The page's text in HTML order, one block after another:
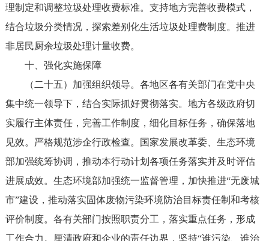
理制定和调整垃圾处理收费标准。支持地方完善收费模式，
结合垃圾分类情况，探索差别化生活垃圾处理费制度。推进
非居民厨余垃圾处理计量收费。
十、强化实施保障
（二十五）加强组织领导。各地区各有关部门在党中央
集中统一领导下，结合实际抓好贯彻落实。地方各级政府切
实履行主体责任，完善工作制度，细化目标任务，确保落地
见效。严格规范涉企行政检查。国家发展改革委、生态环境
部加强统筹协调，推动本行动计划各项任务落实并及时评估
进展成效。生态环境部加强统一监督管理，加快推进“无废城
市”建设，推动落实固体废物污染环境防治目标责任制和考核
评价制度。各有关部门按照职责分工，落实重点任务，形成
工作合力。厘清政府和企业的责任边界，坚持“谁污染、谁治